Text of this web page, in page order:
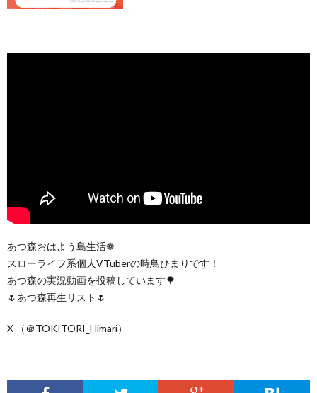
あつ森おはよう島生活❁
スローライフ系個人VTuberの時鳥ひまりです！
あつ森の実況動画を投稿しています🌳
🌷あつ森再生リスト🌷
X （＠TOKITORI_Himari）